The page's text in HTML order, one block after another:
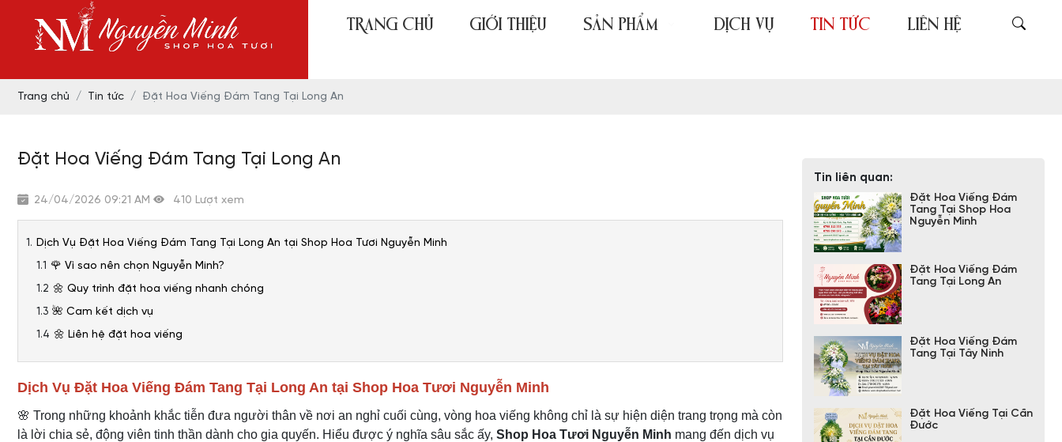
TRANG CHỦ GIỚI THIỆU SẢN PHẨM DỊCH VỤ TIN TỨC LIÊN HỆ
Trang chủ Tin tức Đặt Hoa Viếng Đám Tang Tại Long An
Đặt Hoa Viếng Đám Tang Tại Long An
24/04/2026 09:21 AM 410 Lượt xem
Dịch Vụ Đặt Hoa Viếng Đám Tang Tại Long An tại Shop Hoa Tươi Nguyễn Minh
🌹 Vì sao nên chọn Nguyễn Minh?
🌼 Quy trình đặt hoa viếng nhanh chóng
🌺 Cam kết dịch vụ
🌼 Liên hệ đặt hoa viếng
Dịch Vụ Đặt Hoa Viếng Đám Tang Tại Long An tại Shop Hoa Tươi Nguyễn Minh
🌸 Trong những khoảnh khắc tiễn đưa người thân về nơi an nghỉ cuối cùng, vòng hoa viếng không chỉ là sự hiện diện trang trọng mà còn
là lời chia sẻ, động viên tinh thần dành cho gia quyến. Hiểu được ý nghĩa sâu sắc ấy, Shop Hoa Tươi Nguyễn Minh mang đến dịch vụ
Tin liên quan:
Đặt Hoa Viếng Đám
Tang Tại Shop Hoa
Nguyễn Minh
Đặt Hoa Viếng Đám
Tang Tại Long An
Đặt Hoa Viếng Đám
Tang Tại Tây Ninh
Đặt Hoa Viếng Tại Cần
Đước